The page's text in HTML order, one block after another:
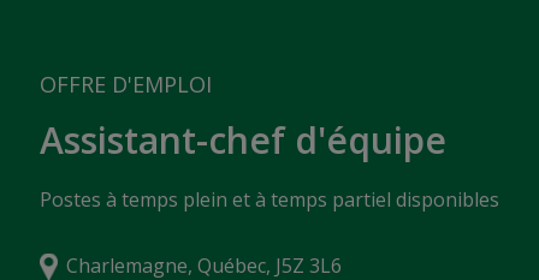
OFFRE D'EMPLOI
Assistant-chef d'équipe
Postes à temps plein et à temps partiel disponibles
Charlemagne, Québec, J5Z 3L6